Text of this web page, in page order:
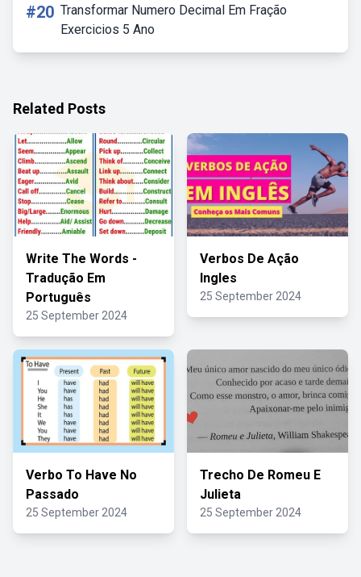
#20 Transformar Numero Decimal Em Fração
Exercicios 5 Ano
Related Posts
Write The Words -
Tradução Em
Português
25 September 2024
Verbos De Ação
Ingles
25 September 2024
Verbo To Have No
Passado
25 September 2024
Trecho De Romeu E
Julieta
25 September 2024